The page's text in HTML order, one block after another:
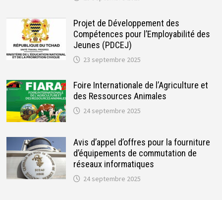
Projet de Développement des
Compétences pour l’Employabilité des
Jeunes (PDCEJ)
23 septembre 2025
Foire Internationale de l’Agriculture et
des Ressources Animales
24 septembre 2025
Avis d’appel d’offres pour la fourniture
d’équipements de commutation de
réseaux informatiques
24 septembre 2025